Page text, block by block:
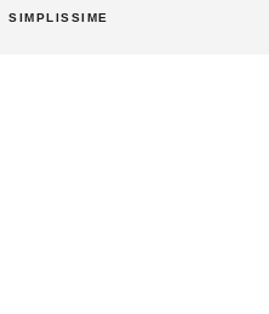
SIMPLISSIME